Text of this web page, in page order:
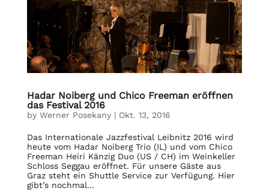
Hadar Noiberg und Chico Freeman eröffnen
das Festival 2016
by Werner Posekany| Okt. 13, 2016
Das Internationale Jazzfestival Leibnitz 2016 wird
heute vom Hadar Noiberg Trio (IL) und vom Chico
Freeman Heiri Känzig Duo (US / CH) im Weinkeller
Schloss Seggau eröffnet. Für unsere Gäste aus
Graz steht ein Shuttle Service zur Verfügung. Hier
gibt’s nochmal...